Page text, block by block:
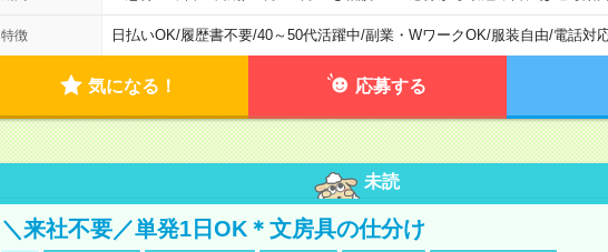
特徴 日払いOK/履歴書不要/40～50代活躍中/副業・WワークOK/服装自由/電話対
気になる！ 応募する
未読
＼来社不要／単発1日OK＊文房具の仕分け